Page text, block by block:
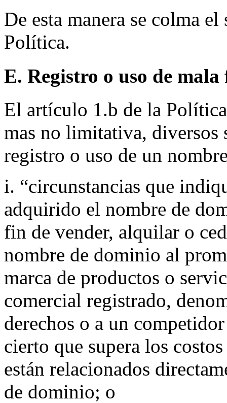
De esta manera se colma
Política.
E. Registro o uso de mala
El artículo 1.b de la
mas no limitativa, diversos
registro o uso de un
i. “circunstancias que
adquirido el nombre de
fin de vender, alquilar o
nombre de dominio al
marca de productos o
comercial registrado,
derechos o a un
cierto que supera los
están relacionados
de dominio; o